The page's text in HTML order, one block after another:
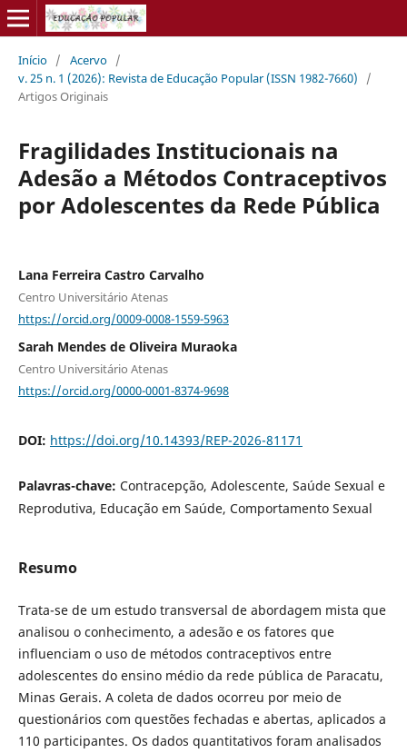
Início / Acervo /
v. 25 n. 1 (2026): Revista de Educação Popular (ISSN 1982-7660)
/
Artigos Originais
Fragilidades Institucionais na
Adesão a Métodos Contraceptivos
por Adolescentes da Rede Pública
Lana Ferreira Castro Carvalho
Centro Universitário Atenas
https://orcid.org/0009-0008-1559-5963
Sarah Mendes de Oliveira Muraoka
Centro Universitário Atenas
https://orcid.org/0000-0001-8374-9698
DOI: https://doi.org/10.14393/REP-2026-81171
Palavras-chave: Contracepção, Adolescente, Saúde Sexual e
Reprodutiva, Educação em Saúde, Comportamento Sexual
Resumo
Trata-se de um estudo transversal de abordagem mista que
analisou o conhecimento, a adesão e os fatores que
influenciam o uso de métodos contraceptivos entre
adolescentes do ensino médio da rede pública de Paracatu,
Minas Gerais. A coleta de dados ocorreu por meio de
questionários com questões fechadas e abertas, aplicados a
110 participantes. Os dados quantitativos foram analisados